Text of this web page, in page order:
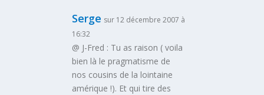
Serge sur 12 décembre 2007 à
16:32
@ J-Fred : Tu as raison ( voila
bien là le pragmatisme de
nos cousins de la lointaine
amérique !). Et qui tire des